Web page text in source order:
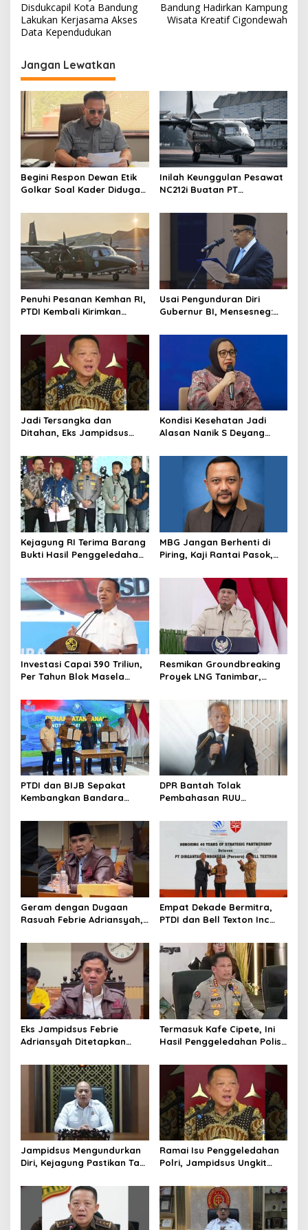
a
v
g
a
s
i
p
o
s
Disdukcapil Kota Bandung
Lakukan Kerjasama Akses
Data Kependudukan
Bandung Hadirkan Kampung
Wisata Kreatif Cigondewah
Jangan Lewatkan
Begini Respon Dewan Etik
Golkar Soal Kader Diduga
Emas
Inilah Keunggulan Pesawat
NC212i Buatan PT
Dukung Berbagai Operasi
Penuhi Pesanan Kemhan RI,
PTDI Kembali Kirimkan
Pangkalan TNI AU
Usai Pengunduran Diri
Gubernur BI, Mensesneg:
Pemberhentian dengan
Jadi Tersangka dan
Ditahan, Eks Jampidsus
Kriminalisasi
Kondisi Kesehatan Jadi
Alasan Nanik S Deyang
Tunjuk Wamentan
Sudaryono
Kejagung RI Terima Barang
Bukti Hasil Penggeledahan
Keaslian
MBG Jangan Berhenti di
Piring, Kaji Rantai Pasok,
Ekonomi Lokal
Investasi Capai 390 Triliun,
Per Tahun Blok Masela
Juta Ton LNG
Resmikan Groundbreaking
Proyek LNG Tanimbar,
Nantikan 28 Tahun
PTDI dan BIJB Sepakat
Kembangkan Bandara
Industri Kedirgantaraan
Nasional
DPR Bantah Tolak
Pembahasan RUU
Geram dengan Dugaan
Rasuah Febrie Adriansyah,
Jampidsus Dihukum Mati
Empat Dekade Bermitra,
PTDI dan Bell Texton Inc
Kembangkan Industri
Helikopter
Eks Jampidsus Febrie
Adriansyah Ditetapkan
Kejagung Rajut Kongsi
Termasuk Kafe Cipete, Ini
Hasil Penggeledahan Polisi
Jampidsus Mengundurkan
Diri, Kejagung Pastikan Tak
Hukum di Gedung Bundar
Ramai Isu Penggeledahan
Polri, Jampidsus Ungkit
Kejagung RI